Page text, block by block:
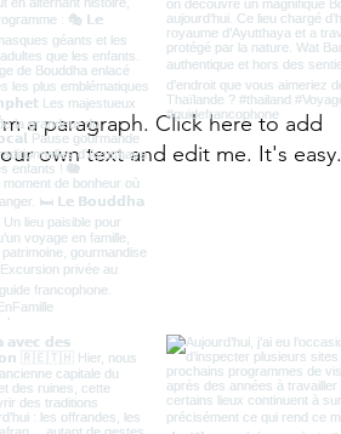
a paragraph. Click here to add
own text and edit me. It's easy.